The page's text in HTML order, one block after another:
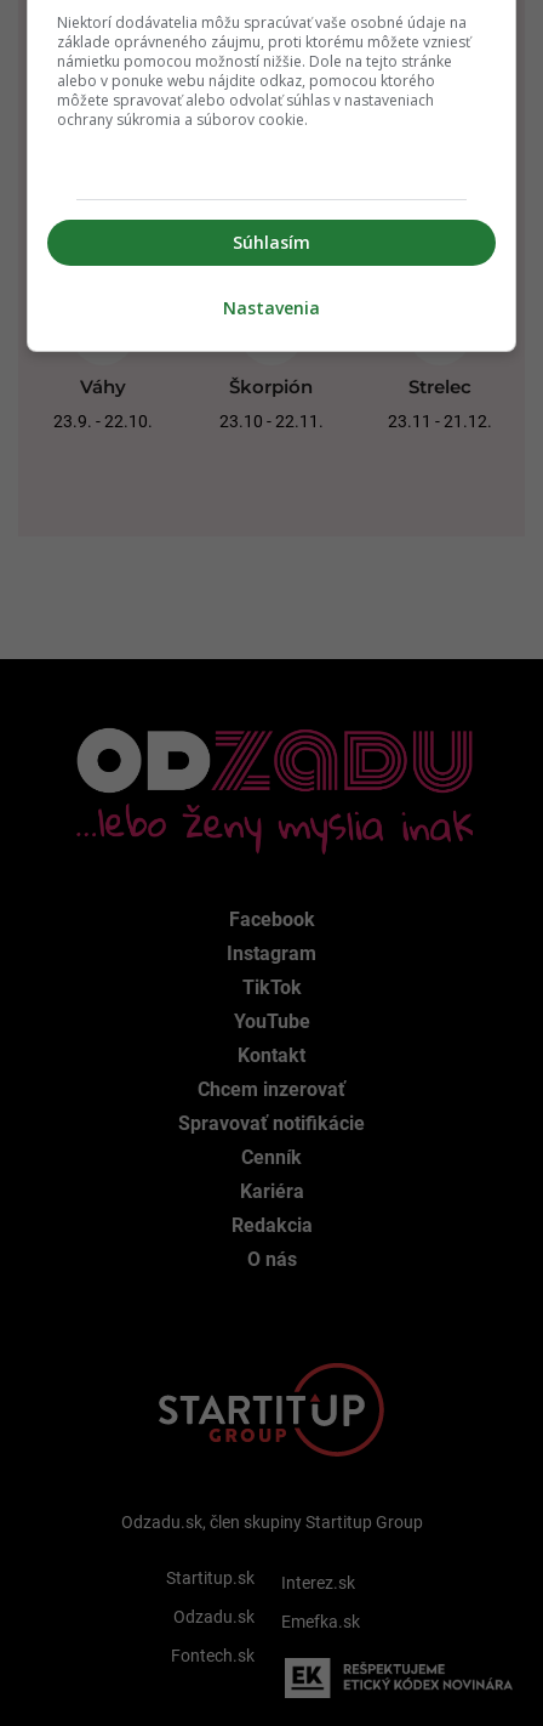
Rak Lev
Váhy
23.9. - 22.10.
Škorpión
23.10 - 22.11.
Strelec
23.11 - 21.12.
Facebook
Instagram
TikTok
YouTube
Kontakt
Chcem inzerovať
Spravovať notifikácie
Cenník
Kariéra
Redakcia
O nás
Odzadu.sk, člen skupiny Startitup Group
Startitup.sk
Odzadu.sk
Fontech.sk
Interez.sk
Emefka.sk
Niektorí dodávatelia môžu spracúvať vaše osobné údaje na
základe oprávneného záujmu, proti ktorému môžete vzniesť
námietku pomocou možností nižšie. Dole na tejto stránke
alebo v ponuke webu nájdite odkaz, pomocou ktorého
môžete spravovať alebo odvolať súhlas v nastaveniach
ochrany súkromia a súborov cookie.
Súhlasím
Nastavenia